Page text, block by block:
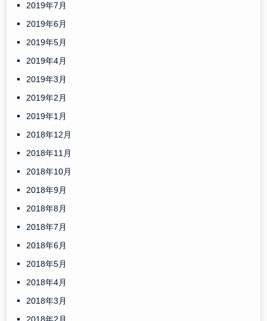
2019年7月
2019年6月
2019年5月
2019年4月
2019年3月
2019年2月
2019年1月
2018年12月
2018年11月
2018年10月
2018年9月
2018年8月
2018年7月
2018年6月
2018年5月
2018年4月
2018年3月